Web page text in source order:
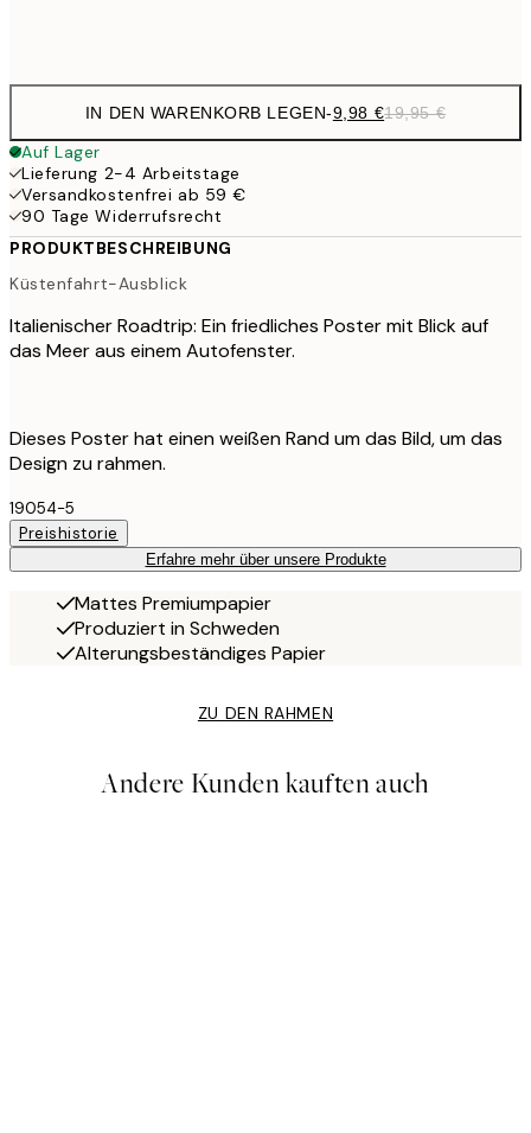
IN DEN WARENKORB LEGEN-9,98 €19,95 €
Auf Lager
Lieferung 2-4 Arbeitstage
Versandkostenfrei ab 59 €
90 Tage Widerrufsrecht
PRODUKTBESCHREIBUNG
Küstenfahrt-Ausblick
Italienischer Roadtrip: Ein friedliches Poster mit Blick auf
das Meer aus einem Autofenster.
Dieses Poster hat einen weißen Rand um das Bild, um das
Design zu rahmen.
19054-5
Preishistorie
Erfahre mehr über unsere Produkte
Mattes Premiumpapier
Produziert in Schweden
Alterungsbeständiges Papier
ZU DEN RAHMEN
Andere Kunden kauften auch